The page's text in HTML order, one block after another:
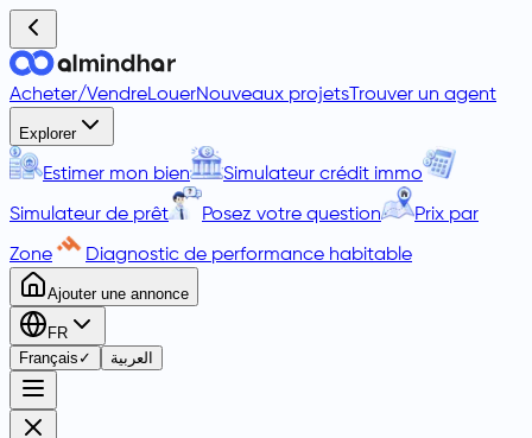
Acheter/VendreLouerNouveaux projets Trouver un agent
Explorer
Estimer mon bien Simulateur crédit immo
Simulateur de prêt Posez votre question Prix par
Zone Diagnostic de performance habitable
Ajouter une annonce
FR
Français ✓ العربية